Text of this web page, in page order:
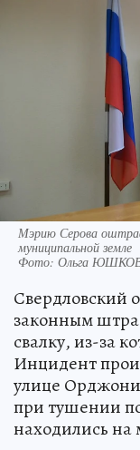
Мэрию Серова
муниципальной земле
Фото: Ольга
Свердловский
законным
свалку, из-за
Инцидент
улице
при тушении
находились на